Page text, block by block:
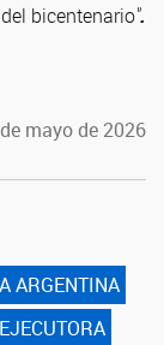
bicentenario".
mayo de 2026
ARGENTINA